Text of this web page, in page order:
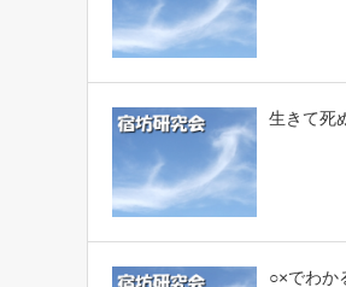
生きて死
○×でわか